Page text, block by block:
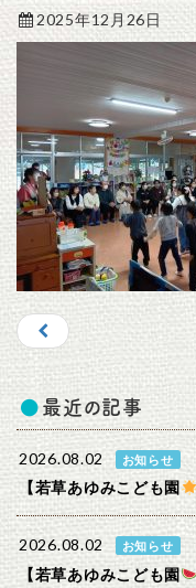
2025年12月26日
最近の記事
2026.08.02 お知らせ
【若草あゆみこども園
2026.08.02 お知らせ
【若草あゆみこども園